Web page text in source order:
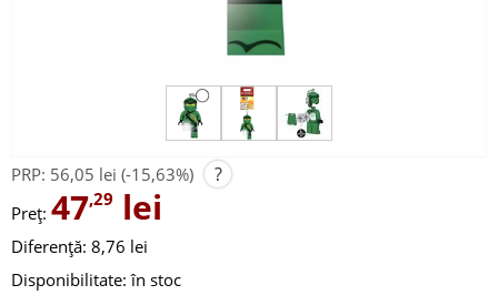
PRP: 56,05 lei (-15,63%) ?
Preț: 47,29 lei
Diferență: 8,76 lei
Disponibilitate: în stoc